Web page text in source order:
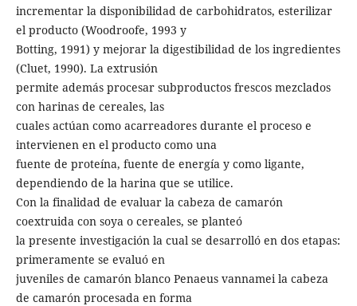
incrementar la disponibilidad de carbohidratos, esterilizar
el producto (Woodroofe, 1993 y
Botting, 1991) y mejorar la digestibilidad de los ingredientes
(Cluet, 1990). La extrusión
permite además procesar subproductos frescos mezclados
con harinas de cereales, las
cuales actúan como acarreadores durante el proceso e
intervienen en el producto como una
fuente de proteína, fuente de energía y como ligante,
dependiendo de la harina que se utilice.
Con la finalidad de evaluar la cabeza de camarón
coextruida con soya o cereales, se planteó
la presente investigación la cual se desarrolló en dos etapas:
primeramente se evaluó en
juveniles de camarón blanco Penaeus vannamei la cabeza
de camarón procesada en forma